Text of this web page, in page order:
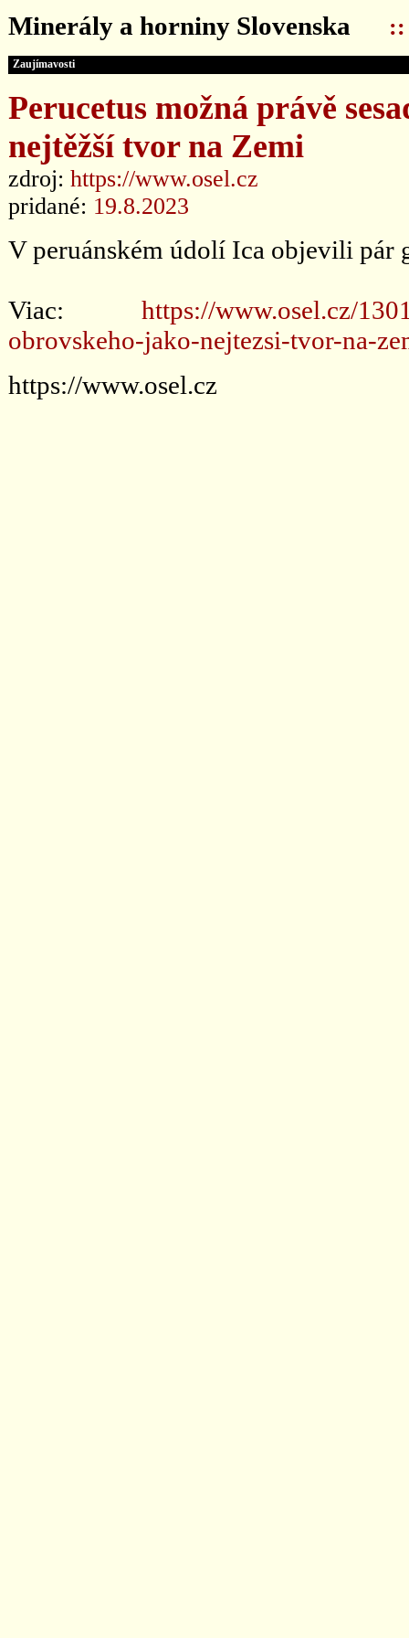
Minerály a horniny Slovenska ::
Zaujímavosti
Perucetus možná právě
nejtěžší tvor na Zemi
zdroj: https://www.osel.cz
pridané: 19.8.2023
V peruánském údolí Ica objevili pár
Viac: https://www.osel.cz/
obrovskeho-jako-nejtezsi-tvor-na-
https://www.osel.cz